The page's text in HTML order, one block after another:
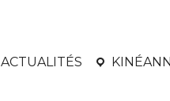
ACTUALITÉS